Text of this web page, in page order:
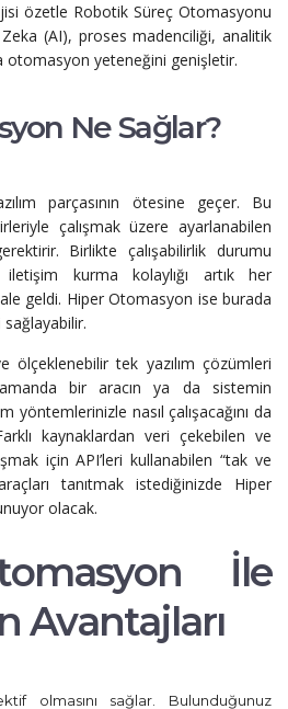
özetle Robotik Süreç Otomasyonu
(AI), proses madenciliği, analitik
otomasyon yeteneğini genişletir.
Ne Sağlar?
parçasının ötesine geçer. Bu
çalışmak üzere ayarlanabilen
Birlikte çalışabilirlik durumu
iletişim kurma kolaylığı artık her
geldi. Hiper Otomasyon ise burada
ölçeklenebilir tek yazılım çözümleri
bir aracın ya da sistemin
yöntemlerinizle nasıl çalışacağını da
kaynaklardan veri çekebilen ve
için API’leri kullanabilen “tak ve
tanıtmak istediğinizde Hiper
olacak.
İle
Avantajları
olmasını sağlar. Bulunduğunuz